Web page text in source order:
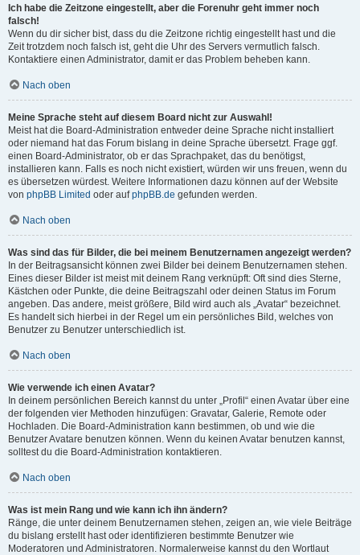
Ich habe die Zeitzone eingestellt, aber die Forenuhr geht immer noch
falsch!
Wenn du dir sicher bist, dass du die Zeitzone richtig eingestellt hast und die
Zeit trotzdem noch falsch ist, geht die Uhr des Servers vermutlich falsch.
Kontaktiere einen Administrator, damit er das Problem beheben kann.
Nach oben
Meine Sprache steht auf diesem Board nicht zur Auswahl!
Meist hat die Board-Administration entweder deine Sprache nicht installiert
oder niemand hat das Forum bislang in deine Sprache übersetzt. Frage ggf.
einen Board-Administrator, ob er das Sprachpaket, das du benötigst,
installieren kann. Falls es noch nicht existiert, würden wir uns freuen, wenn du
es übersetzen würdest. Weitere Informationen dazu können auf der Website
von phpBB Limited oder aufphpBB.de gefunden werden.
Nach oben
Was sind das für Bilder, die bei meinem Benutzernamen angezeigt werden?
In der Beitragsansicht können zwei Bilder bei deinem Benutzernamen stehen.
Eines dieser Bilder ist meist mit deinem Rang verknüpft: Oft sind dies Sterne,
Kästchen oder Punkte, die deine Beitragszahl oder deinen Status im Forum
angeben. Das andere, meist größere, Bild wird auch als „Avatar“ bezeichnet.
Es handelt sich hierbei in der Regel um ein persönliches Bild, welches von
Benutzer zu Benutzer unterschiedlich ist.
Nach oben
Wie verwende ich einen Avatar?
In deinem persönlichen Bereich kannst du unter „Profil“ einen Avatar über eine
der folgenden vier Methoden hinzufügen: Gravatar, Galerie, Remote oder
Hochladen. Die Board-Administration kann bestimmen, ob und wie die
Benutzer Avatare benutzen können. Wenn du keinen Avatar benutzen kannst,
solltest du die Board-Administration kontaktieren.
Nach oben
Was ist mein Rang und wie kann ich ihn ändern?
Ränge, die unter deinem Benutzernamen stehen, zeigen an, wie viele Beiträge
du bislang erstellt hast oder identifizieren bestimmte Benutzer wie
Moderatoren und Administratoren. Normalerweise kannst du den Wortlaut